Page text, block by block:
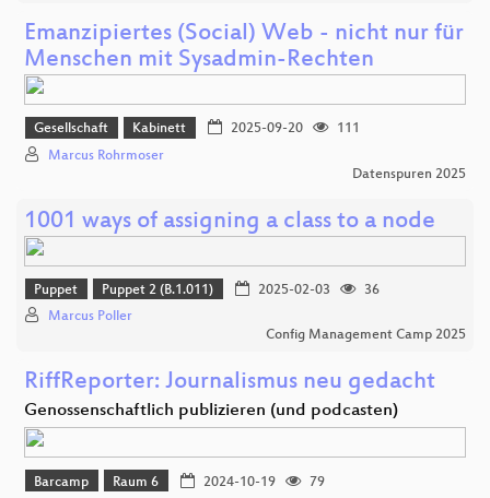
Emanzipiertes (Social) Web - nicht nur für
Menschen mit Sysadmin-Rechten
Gesellschaft Kabinett 2025-09-20
111
Marcus Rohrmoser
Datenspuren 2025
1001 ways of assigning a class to a node
Puppet Puppet 2 (B.1.011) 2025-02-03
36
Marcus Poller
Config Management Camp 2025
RiffReporter: Journalismus neu gedacht
Genossenschaftlich publizieren (und podcasten)
Barcamp Raum 6 2024-10-19
79